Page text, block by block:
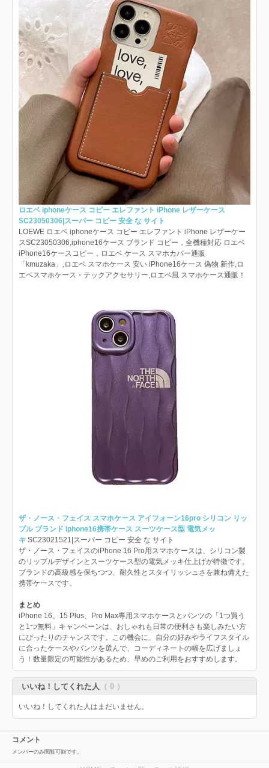
ロエベ iphoneケース コピー エレファント iPhone レザーケース
SC23050306|スーパー コピー 安全 な サイト
LOEWE ロエベ iphoneケース コピー エレファント iPhone レザーケー
スSC23050306,iphone16ケース ブランド コピー，全機種対応 ロエベ
iPhone16ケースコピー，ロエベ ケース スマホカバー通販
「kmuzaka」,ロエベ スマホケース 安い iPhone16ケース 偽物 新作,ロ
エベスマホケース・テックアクセサリー,ロエベ風 スマホケース通販！
ザ・ノース・フェイス スマホケース アイフォーン16pro シリコン リッ
プル ブランド iphone16携帯ケース スーツケース型 電気メッ
キ SC23021521|スーパー コピー 安全 な サイト
ザ・ノース・フェイスのiPhone 16 Pro用スマホケースは、シリコン製
のリップルデザインとスーツケース型の電気メッキ仕上げが特徴です。
ブランドの高級感を保ちつつ、耐久性とスタイリッシュさを兼ね備えた
携帯ケースです。
まとめ
iPhone 16、15 Plus、Pro Max専用スマホケースとパンツの「1つ買う
と1つ無料」キャンペーンは、おしゃれも日常の便利さも楽しみたい方
にぴったりのチャンスです。この機会に、自分の好みやライフスタイル
に合ったケースやパンツを選んで、コーディネートの幅を広げましょ
う！数量限定の可能性があるため、早めのご利用をおすすめします。
いいね！してくれた人 （ 0 ）
いいね！してくれた人はまだいません。
コメント
メンバーのみ閲覧可能です。